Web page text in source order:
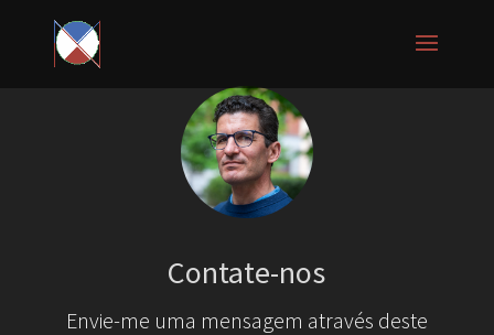
Contate-nos
Envie-me uma mensagem através deste